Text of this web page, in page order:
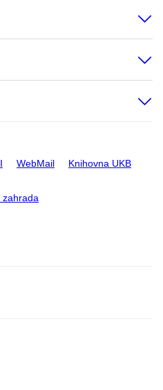
WebMail Knihovna UKB
zahrada